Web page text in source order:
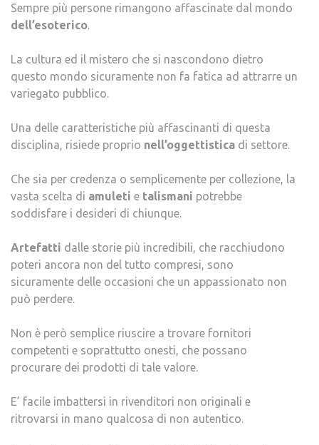
Sempre più persone rimangono affascinate dal mondo
dell’esoterico.
La cultura ed il mistero che si nascondono dietro
questo mondo sicuramente non fa fatica ad attrarre un
variegato pubblico.
Una delle caratteristiche più affascinanti di questa
disciplina, risiede proprio nell’oggettistica di settore.
Che sia per credenza o semplicemente per collezione, la
vasta scelta di amuleti e talismani potrebbe
soddisfare i desideri di chiunque.
Artefatti dalle storie più incredibili, che racchiudono
poteri ancora non del tutto compresi, sono
sicuramente delle occasioni che un appassionato non
può perdere.
Non è però semplice riuscire a trovare fornitori
competenti e soprattutto onesti, che possano
procurare dei prodotti di tale valore.
E’ facile imbattersi in rivenditori non originali e
ritrovarsi in mano qualcosa di non autentico.